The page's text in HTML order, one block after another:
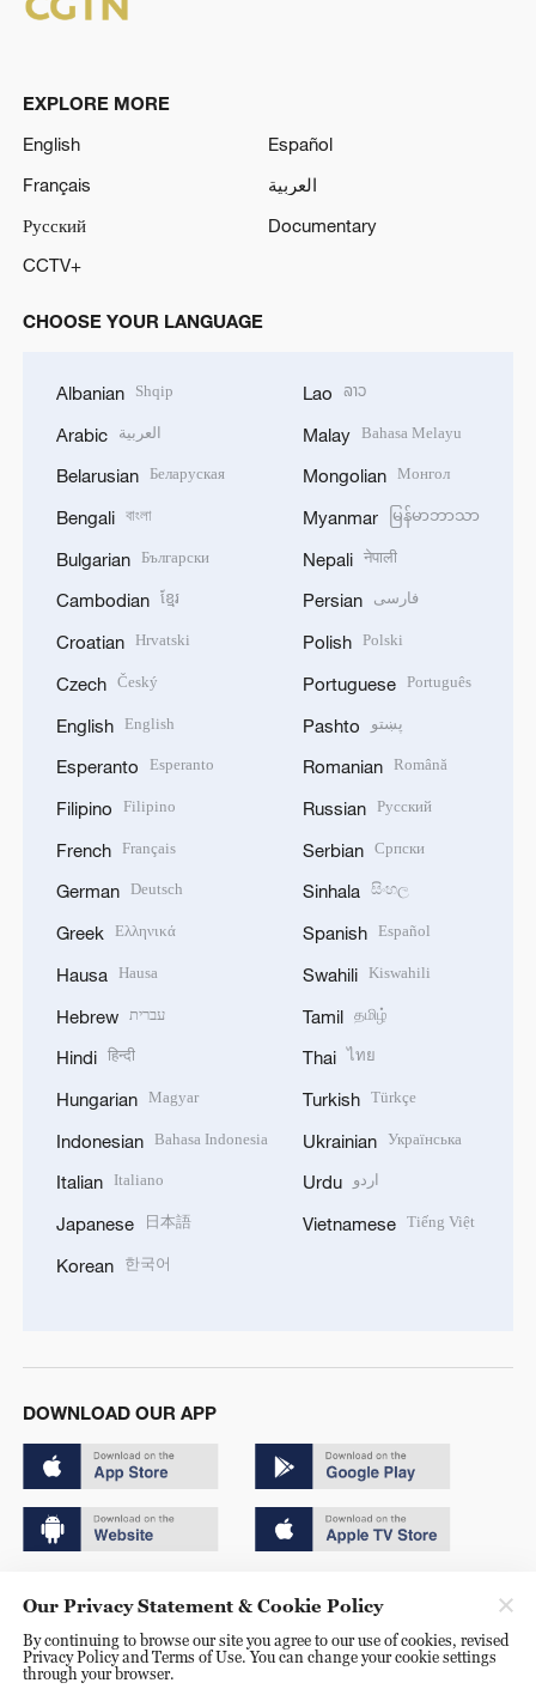
EXPLORE MORE
English
Español
Français
العربية
Русский
Documentary
CCTV+
CHOOSE YOUR LANGUAGE
Albanian Shqip
Arabic العربية
Belarusian Беларуская
Bengali বাংলা
Bulgarian Български
Cambodian ខ្មែរ
Croatian Hrvatski
Czech Český
English English
Esperanto Esperanto
Filipino Filipino
French Français
German Deutsch
Greek Ελληνικά
Hausa Hausa
Hebrew עברית
Hindi हिन्दी
Hungarian Magyar
Indonesian Bahasa Indonesia
Italian Italiano
Japanese 日本語
Korean 한국어
Lao ລາວ
Malay Bahasa Melayu
Mongolian Монгол
Myanmar မြန်မာဘာသာ
Nepali नेपाली
Persian فارسی
Polish Polski
Portuguese Português
Pashto پښتو
Romanian Română
Russian Русский
Serbian Српски
Sinhala සිංහල
Spanish Español
Swahili Kiswahili
Tamil தமிழ்
Thai ไทย
Turkish Türkçe
Ukrainian Українська
Urdu اردو
Vietnamese Tiếng Việt
DOWNLOAD OUR APP
京ICP备20000184号
京公网安备 11010502050052号
Our Privacy Statement & Cookie Policy
By continuing to browse our site you agree to our use of cookies, revised
Privacy Policy and Terms of Use. You can change your cookie settings
through your browser.